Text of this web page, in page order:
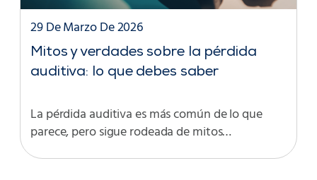
Mitos y verdades sobre la pérdida
auditiva: lo que debes saber
29 De Marzo De 2026
La pérdida auditiva es más común de lo que
parece, pero sigue rodeada de mitos…